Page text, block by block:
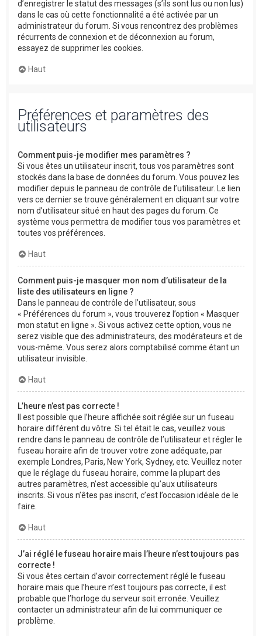
d’enregistrer le statut des messages (s’ils sont lus ou non lus)
dans le cas où cette fonctionnalité a été activée par un
administrateur du forum. Si vous rencontrez des problèmes
récurrents de connexion et de déconnexion au forum,
essayez de supprimer les cookies.
Haut
Préférences et paramètres des
utilisateurs
Comment puis-je modifier mes paramètres ?
Si vous êtes un utilisateur inscrit, tous vos paramètres sont
stockés dans la base de données du forum. Vous pouvez les
modifier depuis le panneau de contrôle de l’utilisateur. Le lien
vers ce dernier se trouve généralement en cliquant sur votre
nom d’utilisateur situé en haut des pages du forum. Ce
système vous permettra de modifier tous vos paramètres et
toutes vos préférences.
Haut
Comment puis-je masquer mon nom d’utilisateur de la
liste des utilisateurs en ligne ?
Dans le panneau de contrôle de l’utilisateur, sous
« Préférences du forum », vous trouverez l’option « Masquer
mon statut en ligne ». Si vous activez cette option, vous ne
serez visible que des administrateurs, des modérateurs et de
vous-même. Vous serez alors comptabilisé comme étant un
utilisateur invisible.
Haut
L’heure n’est pas correcte !
Il est possible que l’heure affichée soit réglée sur un fuseau
horaire différent du vôtre. Si tel était le cas, veuillez vous
rendre dans le panneau de contrôle de l’utilisateur et régler le
fuseau horaire afin de trouver votre zone adéquate, par
exemple Londres, Paris, New York, Sydney, etc. Veuillez noter
que le réglage du fuseau horaire, comme la plupart des
autres paramètres, n’est accessible qu’aux utilisateurs
inscrits. Si vous n’êtes pas inscrit, c’est l’occasion idéale de le
faire.
Haut
J’ai réglé le fuseau horaire mais l’heure n’est toujours pas
correcte !
Si vous êtes certain d’avoir correctement réglé le fuseau
horaire mais que l’heure n’est toujours pas correcte, il est
probable que l’horloge du serveur soit erronée. Veuillez
contacter un administrateur afin de lui communiquer ce
problème.